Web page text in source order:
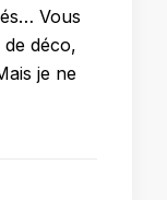
Vous
déco,
je ne